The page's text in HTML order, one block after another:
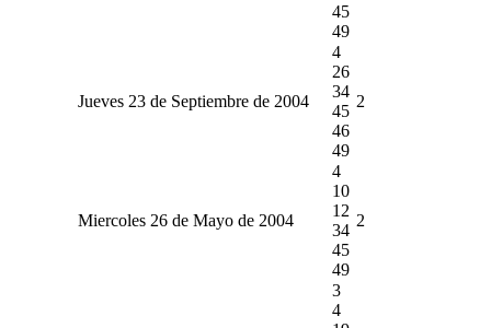
45
49
Jueves 23 de Septiembre de 2004
4
26
34
45
46
49
2
Miercoles 26 de Mayo de 2004
4
10
12
34
45
49
2
3
4